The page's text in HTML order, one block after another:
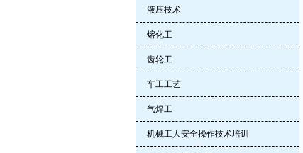
液压技术
熔化工
齿轮工
车工工艺
气焊工
机械工人安全操作技术培训